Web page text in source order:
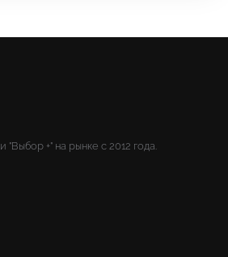
+" на рынке с 2012 года.